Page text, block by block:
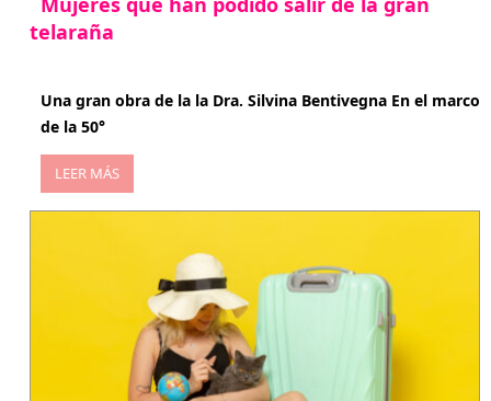
telaraña
Una gran obra de la la Dra. Silvina Bentivegna En el marco
de la 50°
LEER MÁS